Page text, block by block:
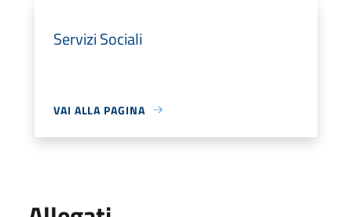
Servizi Sociali
VAI ALLA PAGINA